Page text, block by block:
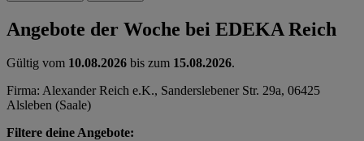
Angebote der Woche bei EDEKA Reich
Gültig vom 10.08.2026 bis zum 15.08.2026.
Firma: Alexander Reich e.K., Sanderslebener Str. 29a, 06425
Alsleben (Saale)
Filtere deine Angebote: